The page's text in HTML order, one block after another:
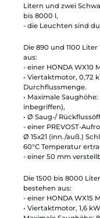
Litern und zwei
bis 8000 l,
- die Leuchten sind
Die 890 und 1100
aus:
- einer HONDA
• Viertaktmotor, 0,72
Durchflussmenge.
• Maximale
inbegriffen),
• Ø Saug-/
- einer PREVOST-
Ø 15x21 (inn./auß.)
60°C Temperatur
- einer 50 mm
Die 1500 bis 8000
bestehen aus:
- einer HONDA
• Viertaktmotor, 1,6